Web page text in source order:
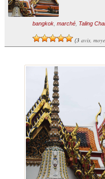
bangkok, marché, Taling
(3 avis,